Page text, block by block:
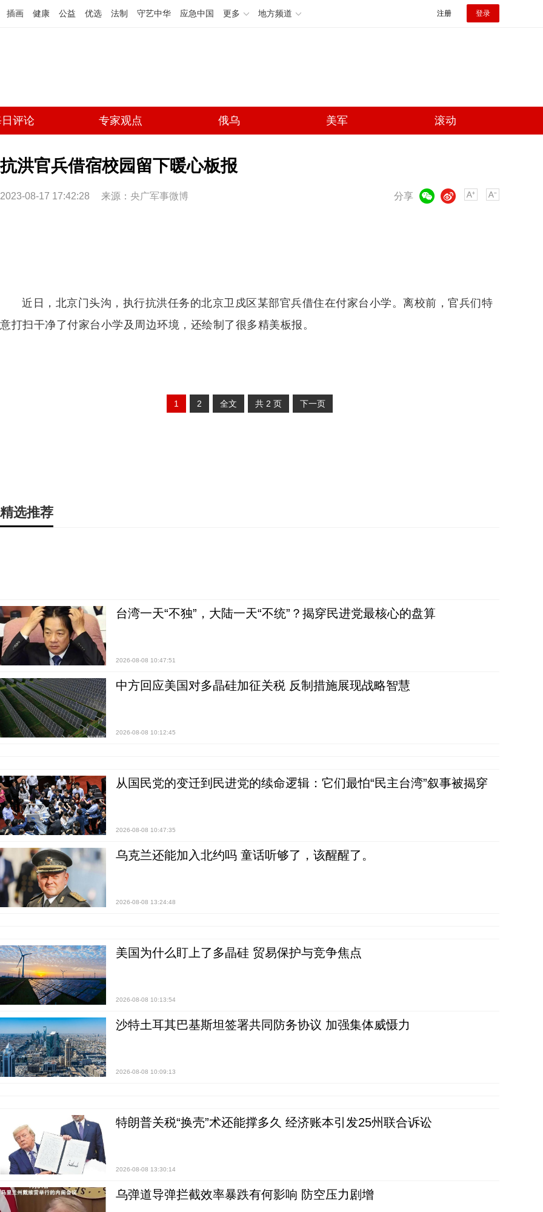
插画 健康 公益 优选 法制 守艺中华 应急中国 更多 地方频道 注册 登录
评论 专家观点 俄乌 美军 滚动
抗洪官兵借宿校园留下暖心板报
2023-08-17 17:42:28 来源： 央广军事微博 分享
微博
近日，北京门头沟，执行抗洪任务的北京卫戍区某部官兵借住在付家台小学。离校前，官兵们特
意打扫干净了付家台小学及周边环境，还绘制了很多精美板报。
1 2 全文 共 2 页 下一页
精选推荐
台湾一天“不独”，大陆一天“不统”？揭穿民进党最核心的盘算
2026-08-08 10:47:51
中方回应美国对多晶硅加征关税 反制措施展现战略智慧
2026-08-08 10:12:45
从国民党的变迁到民进党的续命逻辑：它们最怕“民主台湾”叙事被揭穿
2026-08-08 10:47:35
乌克兰还能加入北约吗 童话听够了，该醒醒了。
2026-08-08 13:24:48
美国为什么盯上了多晶硅 贸易保护与竞争焦点
2026-08-08 10:13:54
沙特土耳其巴基斯坦签署共同防务协议 加强集体威慑力
2026-08-08 10:09:13
特朗普关税“换壳”术还能撑多久 经济账本引发25州联合诉讼
2026-08-08 13:30:14
乌弹道导弹拦截效率暴跌有何影响 防空压力剧增